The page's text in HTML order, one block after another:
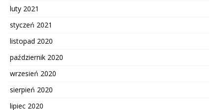
luty 2021
styczeń 2021
listopad 2020
październik 2020
wrzesień 2020
sierpień 2020
lipiec 2020